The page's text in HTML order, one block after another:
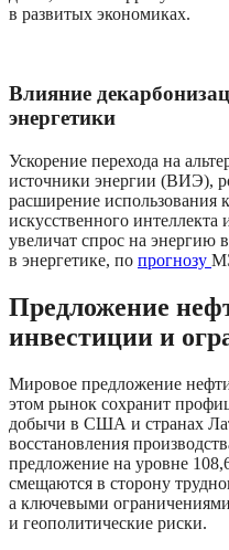
в развитых экономиках.
Влияние
энергетики
Ускорение перехода на
источники энергии (ВИЭ),
расширение использования
искусственного
увеличат спрос на энергию
в энергетике, по прогнозу
Предложение
инвестиции и
Мировое предложение нефти
этом рынок сохранит
добычи в США и странах
восстановления
предложение на уровне
смещаются в сторону
а ключевыми
и геополитические риски.